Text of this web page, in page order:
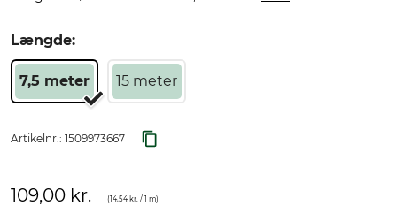
Længde:
7,5 meter 15 meter
Artikelnr.: 1509973667
109,00 kr. (14,54 kr. / 1 m)